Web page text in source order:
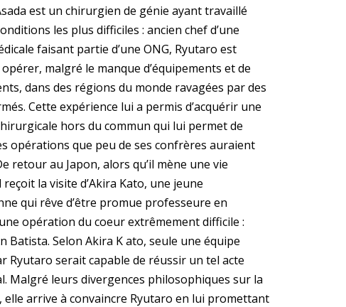
est un chirurgien de génie ayant travaillé
les plus difficiles : ancien chef d’une
faisant partie d’une ONG, Ryutaro est
malgré le manque d’équipements et de
dans des régions du monde ravagées par des
Cette expérience lui a permis d’acquérir une
hors du commun qui lui permet de
opérations que peu de ses confrères auraient
retour au Japon, alors qu’il mène une vie
reçoit la visite d’Akira Kato, une jeune
qui rêve d’être promue professeure en
opération du coeur extrêmement difficile :
Batista. Selon Akira K ato, seule une équipe
Ryutaro serait capable de réussir un tel acte
Malgré leurs divergences philosophiques sur la
elle arrive à convaincre Ryutaro en lui promettant